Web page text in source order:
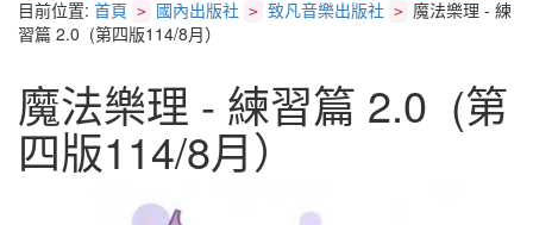
目前位置: 首頁 > 國內出版社 > 致凡音樂出版社 > 魔法樂理 - 練
習篇 2.0 (第四版114/8月）
魔法樂理 - 練習篇 2.0 (第
四版114/8月）